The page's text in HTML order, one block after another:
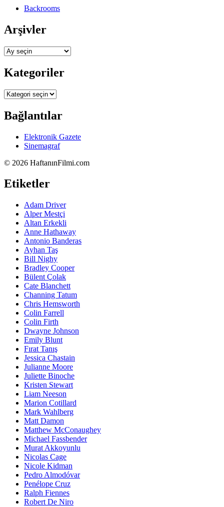
Backrooms
Arşivler
Arşivler
Kategoriler
Kategoriler
Bağlantılar
Elektronik Gazete
Sinemagraf
© 2026 HaftanınFilmi.com
Etiketler
Adam Driver
Alper Mestçi
Altan Erkekli
Anne Hathaway
Antonio Banderas
Ayhan Taş
Bill Nighy
Bradley Cooper
Bülent Çolak
Cate Blanchett
Channing Tatum
Chris Hemsworth
Colin Farrell
Colin Firth
Dwayne Johnson
Emily Blunt
Fırat Tanış
Jessica Chastain
Julianne Moore
Juliette Binoche
Kristen Stewart
Liam Neeson
Marion Cotillard
Mark Wahlberg
Matt Damon
Matthew McConaughey
Michael Fassbender
Murat Akkoyunlu
Nicolas Cage
Nicole Kidman
Pedro Almodóvar
Penélope Cruz
Ralph Fiennes
Robert De Niro